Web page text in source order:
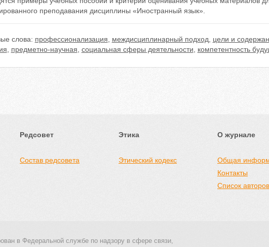
преподавания дисциплины «Иностранный язык».
слова: профессионализация междисциплинарный подход
цели и
предметно-научная социальная сферы деятельности компетентность
Редсовет
Состав редсовета
Этика
Этический кодекс
О журнале
Общая
Контакты
Список авторов
в Федеральной службе по надзору в сфере связи,